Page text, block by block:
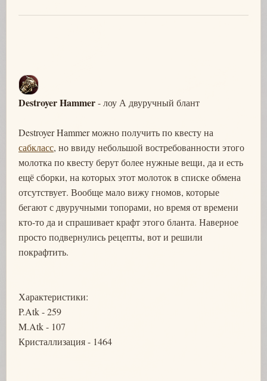
Destroyer Hammer- лоу А двуручный блант
Destroyer Hammer можно получить по квесту на
сабкласс, но ввиду небольшой востребованности этого
молотка по квесту берут более нужные вещи, да и есть
ещё сборки, на которых этот молоток в списке обмена
отсутствует. Вообще мало вижу гномов, которые
бегают с двуручными топорами, но время от времени
кто-то да и спрашивает крафт этого бланта. Наверное
просто подвернулись рецепты, вот и решили
покрафтить.
Характеристики:
P.Atk - 259
M.Atk - 107
Кристаллизация - 1464